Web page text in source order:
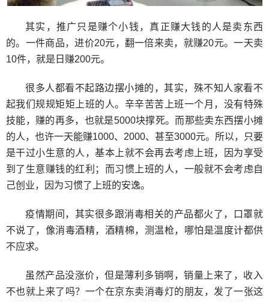
其实，推广只是赚个小钱，真正赚大钱的人是卖东西
的。一件商品，进价20元，翻一倍来卖，就赚20元。一天卖
10件，就是日赚200元。
很多人都看不起路边摆小摊的，其实，殊不知人家看不
起我们规规矩矩上班的人。辛辛苦苦上班一个月，没有特殊
技能，赚的再多，也就是5000块撑死。而那些卖东西摆小摊
的人，也许一天能赚1000、2000、甚至3000元。所以，只要
是干过小生意的人，基本上就不会再去考虑上班，因为享受
到了生意赚钱的红利；而习惯上班的人，一般就不会考虑自
己创业，因为习惯了上班的安逸。
疫情期间，其实很多跟消毒相关的产品都火了，口罩就
不说了，像消毒酒精，酒精棉，测温枪，哪怕是温度计都供
不应求。
虽然产品没涨价，但是薄利多销啊，销量上来了，收入
不也就上来了吗？一个在京东卖消毒灯的朋友，发了一张这